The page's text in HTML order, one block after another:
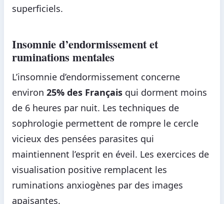
superficiels.
Insomnie d’endormissement et
ruminations mentales
L’insomnie d’endormissement concerne
environ 25% des Françaisqui dorment moins
de 6 heures par nuit. Les techniques de
sophrologie permettent de rompre le cercle
vicieux des pensées parasites qui
maintiennent l’esprit en éveil. Les exercices de
visualisation positive remplacent les
ruminations anxiogènes par des images
apaisantes.